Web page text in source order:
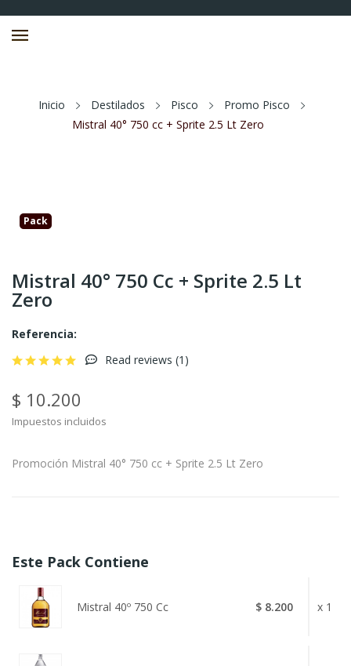
Inicio Destilados Pisco
Promo Pisco
Mistral 40° 750 cc + Sprite 2.5 Lt Zero
Pack
Mistral 40° 750 Cc + Sprite 2.5 Lt
Zero
Referencia:
Read reviews (1 )
$ 10.200
Impuestos incluidos
Promoción Mistral 40° 750 cc + Sprite 2.5 Lt Zero
Este Pack Contiene
Mistral 40º 750 Cc $ 8.200 x 1